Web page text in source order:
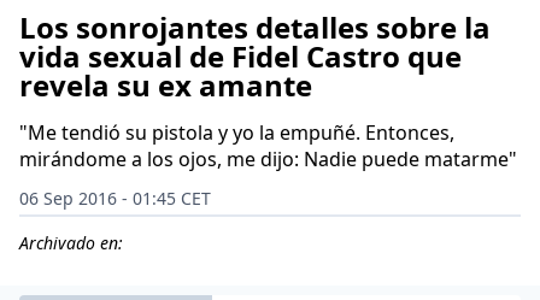
Los sonrojantes detalles sobre la
vida sexual de Fidel Castro que
revela su ex amante
"Me tendió su pistola y yo la empuñé. Entonces,
mirándome a los ojos, me dijo: Nadie puede matarme"
06 Sep 2016 - 01:45 CET
Archivado en: